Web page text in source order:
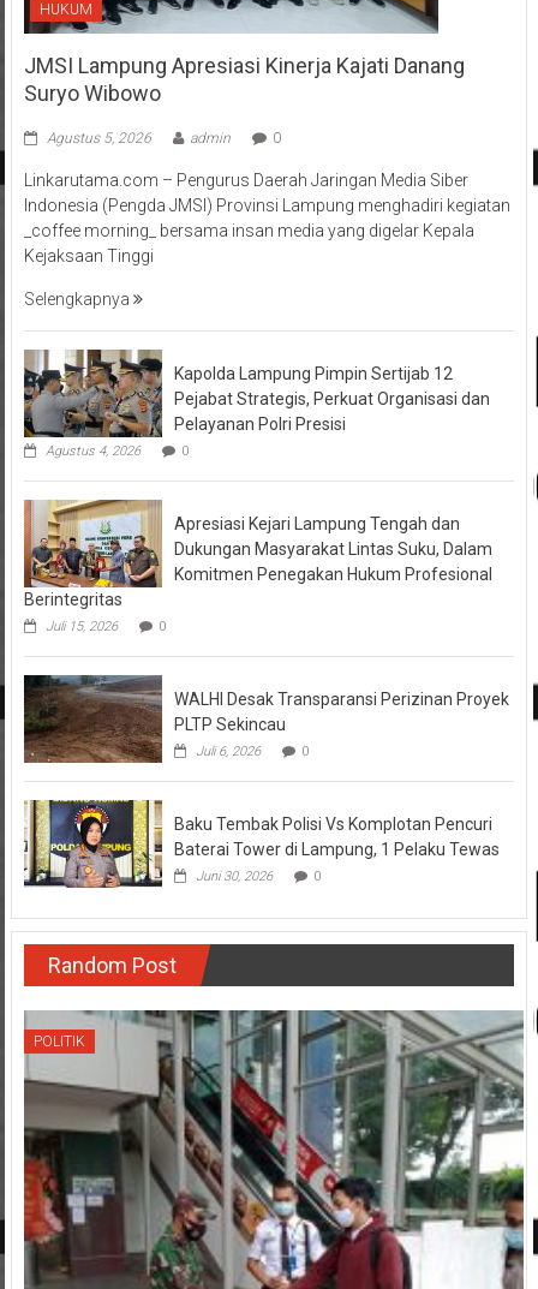
HUKUM
JMSI Lampung Apresiasi Kinerja Kajati Danang
Suryo Wibowo
Agustus 5, 2026 admin 0
Linkarutama.com – Pengurus Daerah Jaringan Media Siber
Indonesia (Pengda JMSI) Provinsi Lampung menghadiri kegiatan
_coffee morning_ bersama insan media yang digelar Kepala
Kejaksaan Tinggi
Selengkapnya
Kapolda Lampung Pimpin Sertijab 12
Pejabat Strategis, Perkuat Organisasi dan
Pelayanan Polri Presisi
Agustus 4, 2026 0
Apresiasi Kejari Lampung Tengah dan
Dukungan Masyarakat Lintas Suku, Dalam
Komitmen Penegakan Hukum Profesional
Berintegritas
Juli 15, 2026 0
WALHI Desak Transparansi Perizinan Proyek
PLTP Sekincau
Juli 6, 2026 0
Baku Tembak Polisi Vs Komplotan Pencuri
Baterai Tower di Lampung, 1 Pelaku Tewas
Juni 30, 2026 0
Random Post
POLITIK